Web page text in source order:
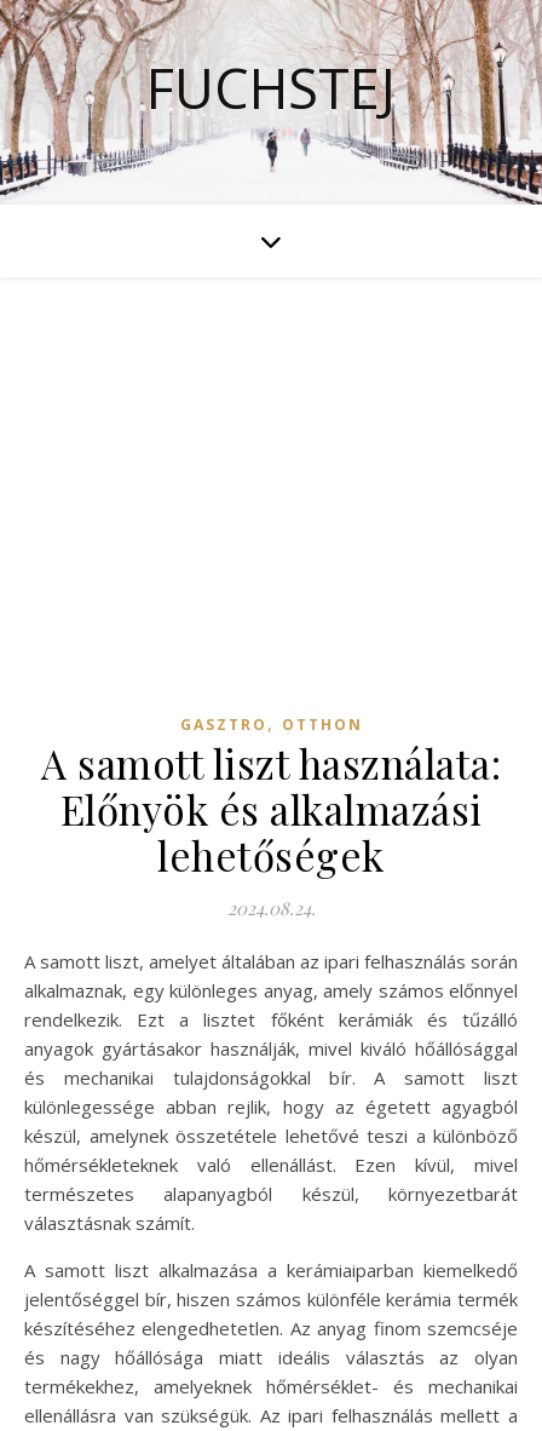
FUCHSTEJ
GASZTRO , OTTHON
A samott liszt használata:
Előnyök és alkalmazási
lehetőségek
2024.08.24.
A samott liszt, amelyet általában az ipari felhasználás során
alkalmaznak, egy különleges anyag, amely számos előnnyel
rendelkezik. Ezt a lisztet főként kerámiák és tűzálló
anyagok gyártásakor használják, mivel kiváló hőállósággal
és mechanikai tulajdonságokkal bír. A samott liszt
különlegessége abban rejlik, hogy az égetett agyagból
készül, amelynek összetétele lehetővé teszi a különböző
hőmérsékleteknek való ellenállást. Ezen kívül, mivel
természetes alapanyagból készül, környezetbarát
választásnak számít.
A samott liszt alkalmazása a kerámiaiparban kiemelkedő
jelentőséggel bír, hiszen számos különféle kerámia termék
készítéséhez elengedhetetlen. Az anyag finom szemcséje
és nagy hőállósága miatt ideális választás az olyan
termékekhez, amelyeknek hőmérséklet- és mechanikai
ellenállásra van szükségük. Az ipari felhasználás mellett a